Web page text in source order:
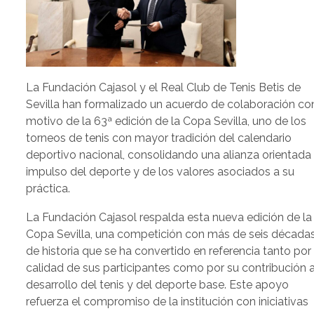
La Fundación Cajasol y el Real Club de Tenis Betis de
Sevilla han formalizado un acuerdo de colaboración
motivo de la 63ª edición de la Copa Sevilla, uno de los
torneos de tenis con mayor tradición del calendario
deportivo nacional, consolidando una alianza orientada
impulso del deporte y de los valores asociados a su
práctica.
La Fundación Cajasol respalda esta nueva edición de la
Copa Sevilla, una competición con más de seis
de historia que se ha convertido en referencia tanto por
calidad de sus participantes como por su contribución
desarrollo del tenis y del deporte base. Este apoyo
refuerza el compromiso de la institución con iniciativas